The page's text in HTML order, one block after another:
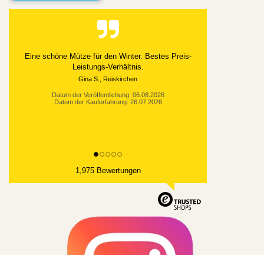
Eine schöne Mütze für den Winter. Bestes Preis-
Leistungs-Verhältnis.
Gina S., Reiskirchen
Datum der Veröffentlichung: 06.08.2026
Datum der Kauferfahrung: 26.07.2026
1,975 Bewertungen